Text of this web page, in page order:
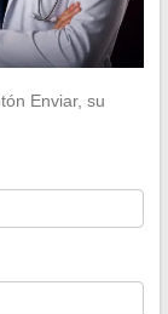
Enviar, su